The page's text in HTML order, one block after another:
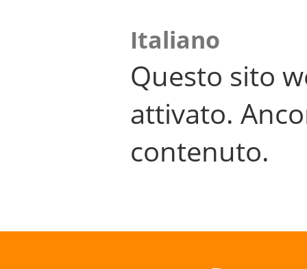
Italiano
Questo sito
attivato.
contenuto.